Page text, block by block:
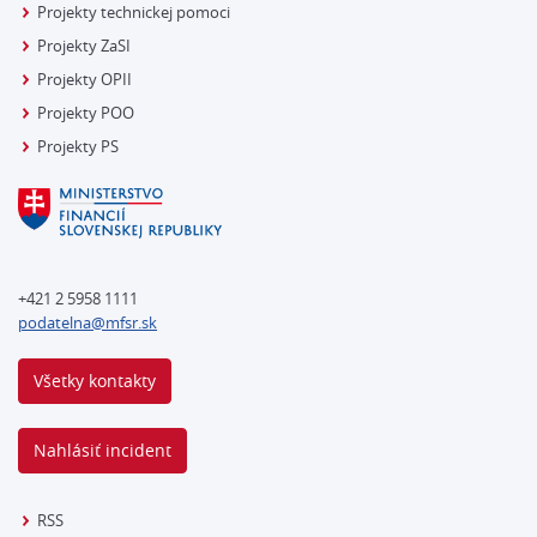
Projekty technickej pomoci
Projekty ZaSI
Projekty OPII
Projekty POO
Projekty PS
+421 2 5958 1111
podatelna@mfsr.sk
Všetky kontakty
Nahlásiť incident
RSS